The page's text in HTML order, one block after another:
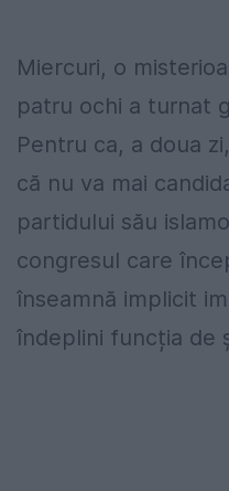
Miercuri, o
patru ochi a turnat
Pentru ca, a doua
că nu va mai
partidului său
congresul care
înseamnă implicit
îndeplini funcția de